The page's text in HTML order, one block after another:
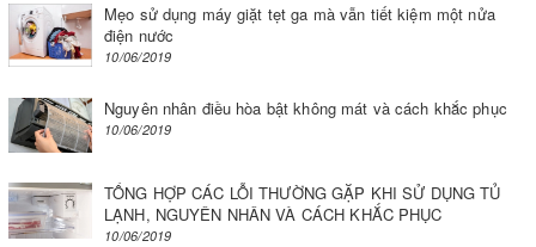
Mẹo sử dụng máy giặt tẹt ga mà vẫn tiết kiệm một nửa
điện nước
10/06/2019
Nguyên nhân điều hòa bật không mát và cách khắc phục
10/06/2019
TỔNG HỢP CÁC LỖI THƯỜNG GẶP KHI SỬ DỤNG TỦ
LẠNH, NGUYÊN NHÂN VÀ CÁCH KHẮC PHỤC
10/06/2019